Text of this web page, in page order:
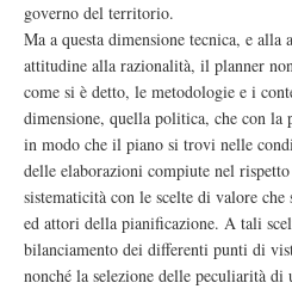
governo del territorio.
Ma a questa dimensione tecnica, e alla
attitudine alla razionalità, il planner
come si è detto, le metodologie e i
dimensione, quella politica, che con la
in modo che il piano si trovi nelle
delle elaborazioni compiute nel
sistematicità con le scelte di valore
ed attori della pianificazione. A tali
bilanciamento dei differenti punti di
nonché la selezione delle peculiarità di